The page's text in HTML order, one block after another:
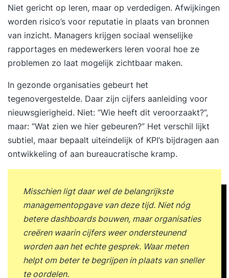
Niet gericht op leren, maar op verdedigen. Afwijkingen
worden risico’s voor reputatie in plaats van bronnen
van inzicht. Managers krijgen sociaal wenselijke
rapportages en medewerkers leren vooral hoe ze
problemen zo laat mogelijk zichtbaar maken.
In gezonde organisaties gebeurt het
tegenovergestelde. Daar zijn cijfers aanleiding voor
nieuwsgierigheid. Niet: “Wie heeft dit veroorzaakt?”,
maar: “Wat zien we hier gebeuren?” Het verschil lijkt
subtiel, maar bepaalt uiteindelijk of KPI’s bijdragen aan
ontwikkeling of aan bureaucratische kramp.
Misschien ligt daar wel de belangrijkste
managementopgave van deze tijd. Niet nóg
betere dashboards bouwen, maar organisaties
creëren waarin cijfers weer ondersteunend
worden aan het echte gesprek. Waar meten
helpt om beter te begrijpen in plaats van sneller
te oordelen.